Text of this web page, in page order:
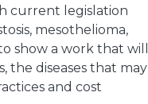
current legislation
mesothelioma,
show a work that will
the diseases that may
and cost